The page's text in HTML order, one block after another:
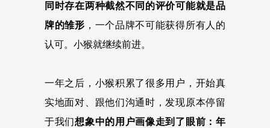
同时存在两种截然不同的评价可能就是品
牌的雏形 ，一个品牌不可能获得所有人的
认可。小猴就继续前进。
一年之后，小猴积累了很多用户，开始真
实地面对、跟他们沟通时，发现原本停留
于我们想象中的用户画像走到了眼前：年